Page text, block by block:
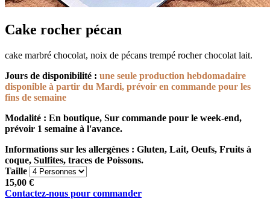
Cake rocher pécan
cake marbré chocolat, noix de pécans trempé rocher chocolat lait.
Jours de disponibilité : une seule production hebdomadaire
disponible à partir du Mardi, prévoir en commande pour les
fins de semaine
Modalité : En boutique, Sur commande pour le week-end,
prévoir 1 semaine à l'avance.
Informations sur les allergènes : Gluten, Lait, Oeufs, Fruits à
coque, Sulfites, traces de Poissons.
Taille
15,00 €
Contactez-nous pour commander